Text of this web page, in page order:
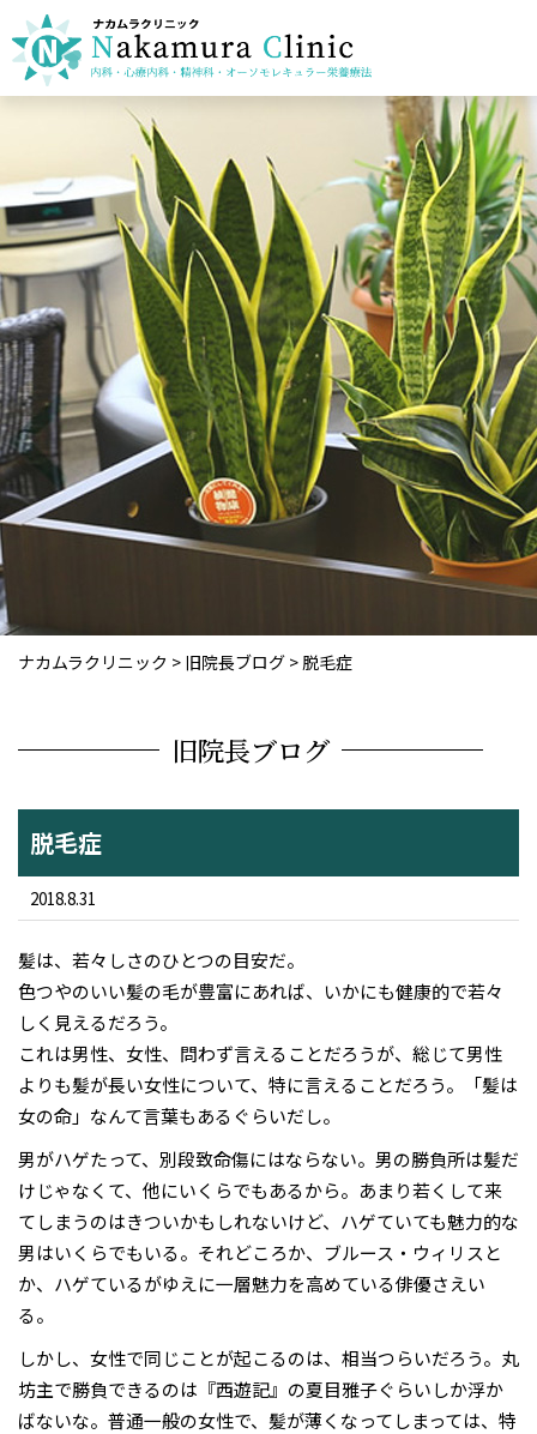
ナカムラクリニック > 旧院長ブログ > 脱毛症
旧院長ブログ
脱毛症
2018.8.31
髪は、若々しさのひとつの目安だ。
色つやのいい髪の毛が豊富にあれば、いかにも健康的で若々
しく見えるだろう。
これは男性、女性、問わず言えることだろうが、総じて男性
よりも髪が長い女性について、特に言えることだろう。「髪は
女の命」なんて言葉もあるぐらいだし。
男がハゲたって、別段致命傷にはならない。男の勝負所は髪だ
けじゃなくて、他にいくらでもあるから。あまり若くして来
てしまうのはきついかもしれないけど、ハゲていても魅力的な
男はいくらでもいる。それどころか、ブルース・ウィリスと
か、ハゲているがゆえに一層魅力を高めている俳優さえい
る。
しかし、女性で同じことが起こるのは、相当つらいだろう。丸
坊主で勝負できるのは『西遊記』の夏目雅子ぐらいしか浮か
ばないな。普通一般の女性で、髪が薄くなってしまっては、特